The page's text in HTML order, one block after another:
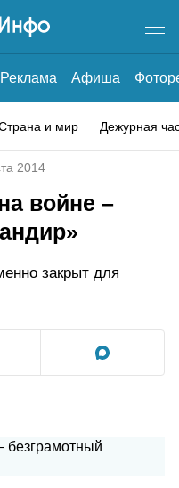
Реклама Афиша
и мир Дежурная
2014
войне –
закрыт для